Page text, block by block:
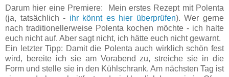
Darum hier eine Premiere: Mein erstes Rezept mit Polenta
(ja, tatsächlich - ihr könnt es hier überprüfen). Wer gerne
nach traditionellerweise Polenta kochen möchte - ich halte
euch nicht auf. Aber sagt nicht, ich hätte euch nicht gewarnt.
Ein letzter Tipp: Damit die Polenta auch wirklich schön fest
wird, bereite ich sie am Vorabend zu, streiche sie in die
Form und stelle sie in den Kühlschrank. Am nächsten Tag ist